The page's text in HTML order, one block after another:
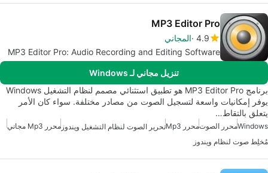
MP3 Editor Pro
4.9 المجاني
MP3 Editor Pro: Audio Recording and Editing Software
تنزيل مجاني لـ Windows
برنامج MP3 Editor Pro هو تطبيق استثنائي مصمم لنظام التشغيل Windows
يوفر إمكانيات واسعة لتسجيل الصوت من مصادر مختلفة. سواء كان الأمر
يتعلق بالتقاط…
Windowsمحرر الصوتمحرر Mp3 تحرير الصوت لنظام التشغيل ويندوز محرر Mp3 مجاني
مُخلِط صوت لنظام ويندوز